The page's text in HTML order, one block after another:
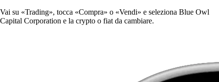
Vai su «Trading», tocca «Compra» o «Vendi» e seleziona Blue Owl
Capital Corporation e la crypto o fiat da cambiare.